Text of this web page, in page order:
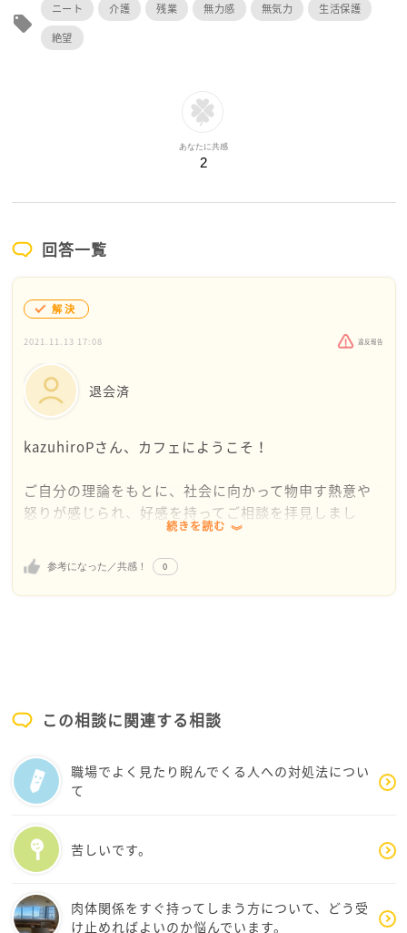
local_offer
ニート 介護 残業 無力感 無気力
生活保護
絶望
あなたに共感
2
回答一覧
解決
2021.11.13 17:08 違反報告
退会済
kazuhiroPさん、カフェにようこそ！
ご自分の理論をもとに、社会に向かって物申す熱意や
怒りが感じられ、好感を持ってご相談を拝見しまし
ご自身によって、世の中を検証していらっしゃる、そ
の日々は決して楽なものでは無いでしょう、8年に渡る
ニートとおっしゃられる状態から、kazuhiroPさんが
う！
体的にどの会社かどのくらいの数かは想像するだけな
ので、何も申せませんが…
＞・サービス残業させてないか？
＞・時給は5分単位で計算してるか？
は発生しているか？
＞・制服など仕事必需品は給料天引きさせていない
続きを読む
参考になった／共感！ 0
この相談に関連する相談
職場でよく見たり睨んでくる人への対処法につい
て
苦しいです。
肉体関係をすぐ持ってしまう方について、どう受
け止めればよいのか悩んでいます。